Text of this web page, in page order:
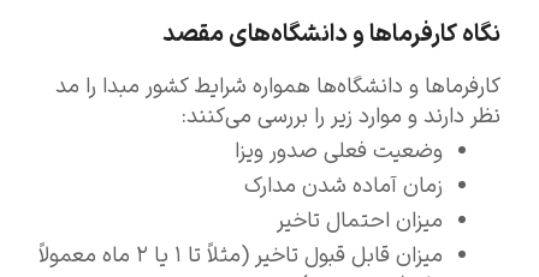
نگاه کارفرماها و دانشگاه‌های مقصد
کارفرماها و دانشگاه‌ها همواره شرایط کشور مبدا را مد
نظر دارند و موارد زیر را بررسی می‌کنند:
وضعیت فعلی صدور ویزا
زمان آماده شدن مدارک
میزان احتمال تاخیر
میزان قابل قبول تاخیر (مثلاً تا ۱ یا ۲ ماه معمولاً